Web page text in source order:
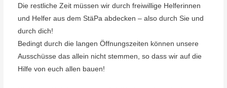
Die restliche Zeit müssen wir durch freiwillige Helferinnen
und Helfer aus dem StäPa abdecken – also durch Sie und
durch dich!
Bedingt durch die langen Öffnungszeiten können unsere
Ausschüsse das allein nicht stemmen, so dass wir auf die
Hilfe von euch allen bauen!